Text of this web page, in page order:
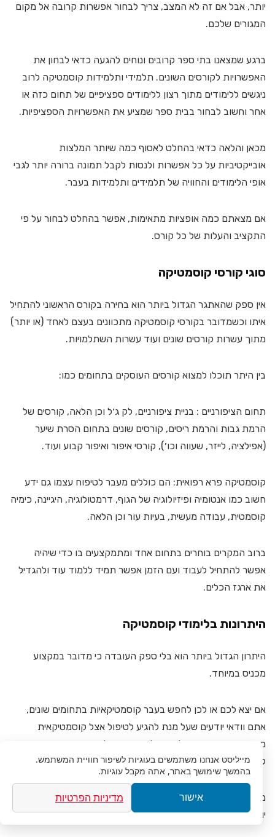
יותר, אבל אם זה לא המצב, צריך לבחור אפשרות קרובה אל מקום
המגורים שלכם.
ברגע שמצאנו בתי ספר קרובים ונוחים להגעה כדאי לבחון את
האפשרויות לקורסים השונים. תלמידי ותלמידות קוסמטיקה לרוב
ניגשים ללימודים מתוך רצון ללימודים ספציפיים של תחום כזה או
אחר וחשוב לבחור בבית ספר שמציע את האפשרויות הספציפיות.
מכאן והלאה כדאי בהחלט לאסוף כמה שיותר המלצות
אובייקטיביות על כל אפשרות ולנסות לקבל תמונה ברורה יותר לגבי
אופי הלימודים והחוויה של תלמידים ותלמידות בעבר.
אם מצאתם כמה אופציות מתאימות, אפשר בהחלט לבחור על פי
התקציב והעלות של כל קורס.
סוגי קורסי קוסמטיקה
אין ספק שהאתגר הגדול ביותר הוא בחירה בקורס הראשוני להתחיל
איתו וכשמדובר בקורסי קוסמטיקה מתכוונים בעצם לאחד (או יותר)
מתוך עשרות קורסים שונים ועוד עשרות השתלמויות.
בין היתר תוכלו למצוא קורסים העוסקים בתחומים כמו:
תחום הציפורניים : בניית ציפורניים, לק ג׳ל וכן הלאה, קורסים של
הרמת גבות והרמת ריסים, קורסים שונים בתחום הסרת שיער
(אפילציה, לייזר, שעווה וכו׳), קורסי איפור ואיפור קבוע ועוד.
קוסמטיקה פרא רפואית: הם כוללים מעבר לטיפוח עצמו גם ידע
חשוב כמו אנטומיה ופיזיולוגיה של הגוף, דרמטולוגיה, היגיינה, כימיה
קוסמטית, עבודה מעשית, בעיות עור וכן הלאה.
ברוב המקרים בוחרים בתחום אחד ומתמקצעים בו כדי שיהיה
אפשר להתחיל לעבוד ועם הזמן אפשר תמיד ללמוד עוד ולהגדיל
את ארגז הכלים.
היתרונות בלימודי קוסמטיקה
היתרון הגדול ביותר הוא בלי ספק העובדה כי מדובר במקצוע
מכניס במיוחד.
אם יצא לכם או לכן לחפש בעבר קוסמטיקאיות בתחומים שונים,
אתם וודאי יודעים שעל מנת להגיע לטיפול אצל קוסמטיקאית
מקצועית וטובה צריך לחכות לפעמים אפילו מספר חודשים וכדאי
לקבוע תור מראש מבעוד מועד.
מי שמחפש מקצוע רווחי לכל החיים ומוכן לפתוח עסק עצמאי משלו,
יוכל בהחלט להרוויח ובגדול אם יבחר בלימודי קוסמטיקה.
מייליסט אנחנו משתמשים בעוגיות לשיפור חוויית המשתמש.
בהמשך שימושך באתר, אתה מקבל עוגיות.
אישור מדיניות הפרטיות